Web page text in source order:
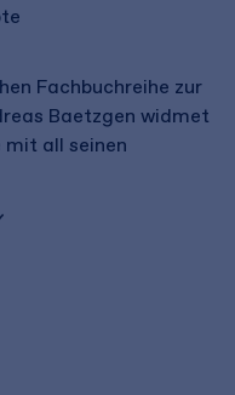
Fachbuchreihe zur
Baetzgen widmet
mit all seinen